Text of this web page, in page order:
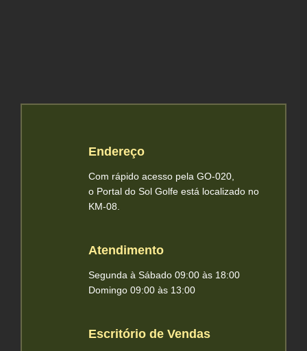
Endereço
Com rápido acesso pela GO-020,
o Portal do Sol Golfe está localizado no
KM-08.
Atendimento
Segunda à Sábado 09:00 às 18:00
Domingo 09:00 às 13:00
Escritório de Vendas